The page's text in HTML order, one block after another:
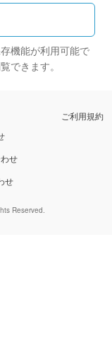
機能が利用可能で
できます。
ご利用規約
せ
せ
Reserved.